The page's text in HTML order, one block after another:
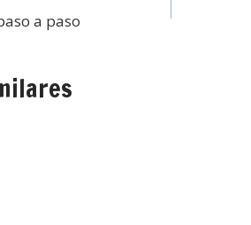
a paso